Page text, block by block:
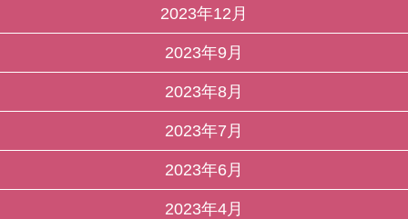
2023年12月
2023年9月
2023年8月
2023年7月
2023年6月
2023年4月